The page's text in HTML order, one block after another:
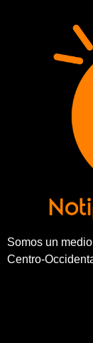
Somos un
Centro-